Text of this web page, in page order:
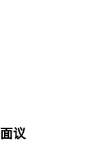
面议